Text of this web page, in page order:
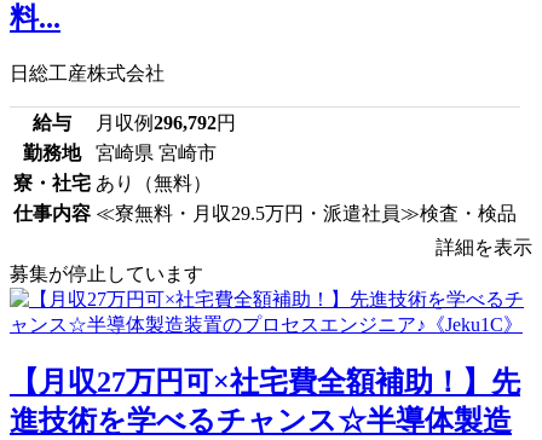
料...
日総工産株式会社
給与 月収例296,792円
勤務地
宮崎県 宮崎市
寮・社宅 あり（無料）
仕事内容 ≪寮無料・月収29.5万円・派遣社員≫検査・検品
詳細を表示
募集が停止しています
【月収27万円可×社宅費全額補助！】先
進技術を学べるチャンス☆半導体製造